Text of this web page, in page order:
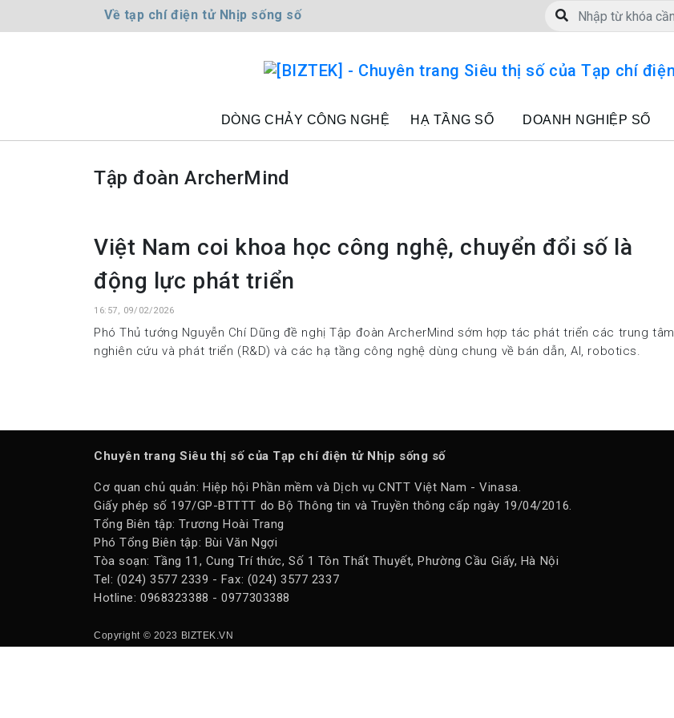
Về tạp chí điện tử Nhịp sống số
DÒNG CHẢY CÔNG NGHỆ HẠ TẦNG SỐ DOANH NGHIỆP SỐ
Tập đoàn ArcherMind
Việt Nam coi khoa học công nghệ, chuyển đổi số là
động lực phát triển
16:57, 09/02/2026
Phó Thủ tướng Nguyễn Chí Dũng đề nghị Tập đoàn ArcherMind sớm hợp tác phát triển các trung tâm
nghiên cứu và phát triển (R&D) và các hạ tầng công nghệ dùng chung về bán dẫn, AI, robotics.
Chuyên trang Siêu thị số của Tạp chí điện tử Nhịp sống số
Cơ quan chủ quản: Hiệp hội Phần mềm và Dịch vụ CNTT Việt Nam - Vinasa.
Giấy phép số 197/GP-BTTTT do Bộ Thông tin và Truyền thông cấp ngày 19/04/2016.
Tổng Biên tập: Trương Hoài Trang
Phó Tổng Biên tập: Bùi Văn Ngợi
Tòa soạn: Tầng 11, Cung Trí thức, Số 1 Tôn Thất Thuyết, Phường Cầu Giấy, Hà Nội
Tel: (024) 3577 2339 - Fax: (024) 3577 2337
Hotline: 0968323388 - 0977303388
Copyright © 2023 BIZTEK.VN